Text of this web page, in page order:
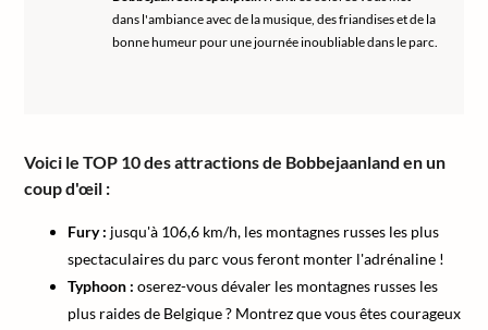
dans l'ambiance avec de la musique, des friandises et de la
bonne humeur pour une journée inoubliable dans le parc.
Voici le TOP 10 des attractions de Bobbejaanland en un
coup d'œil :
Fury : jusqu'à 106,6 km/h, les montagnes russes les plus
spectaculaires du parc vous feront monter l'adrénaline !
Typhoon : oserez-vous dévaler les montagnes russes les
plus raides de Belgique ? Montrez que vous êtes courageux